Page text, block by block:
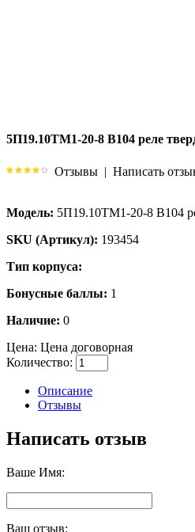
5П19.10ТМ1-20-8 В104 реле
Отзывы | Написать
Модель: 5П19.10ТМ1-20-8 В104
SKU (Артикул): 193454
Тип корпуса:
Бонусные баллы: 1
Наличие: 0
Цена: Цена договорная
Количество:
Описание
Отзывы
Написать отзыв
Ваше Имя:
Ваш отзыв: